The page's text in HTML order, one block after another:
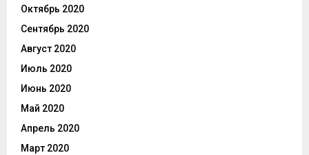
Октябрь 2020
Сентябрь 2020
Август 2020
Июль 2020
Июнь 2020
Май 2020
Апрель 2020
Март 2020